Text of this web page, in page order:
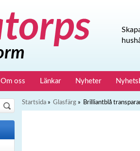
Om oss Länkar Nyheter
Startsida » Glasfärg » Brilliantblå